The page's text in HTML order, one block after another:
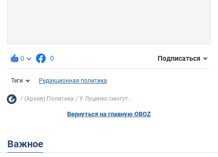
0 0 Подписаться
Теги Редакционная политика
(Архив) Политика У Луценко смогут...
Вернуться на главную OBOZ
Важное